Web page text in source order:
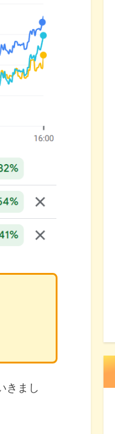
きまし